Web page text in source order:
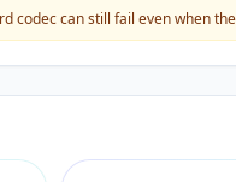
codec can still fail even when